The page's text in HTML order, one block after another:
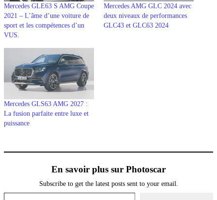
Mercedes GLE63 S AMG Coupe
2021 – L’âme d’une voiture de
sport et les compétences d’un
VUS.
Mercedes AMG GLC 2024 avec
deux niveaux de performances
GLC43 et GLC63 2024
Mercedes GLS63 AMG 2027 :
La fusion parfaite entre luxe et
puissance
En savoir plus sur Photoscar
Subscribe to get the latest posts sent to your email.
Saisissez votre adresse e-mail…